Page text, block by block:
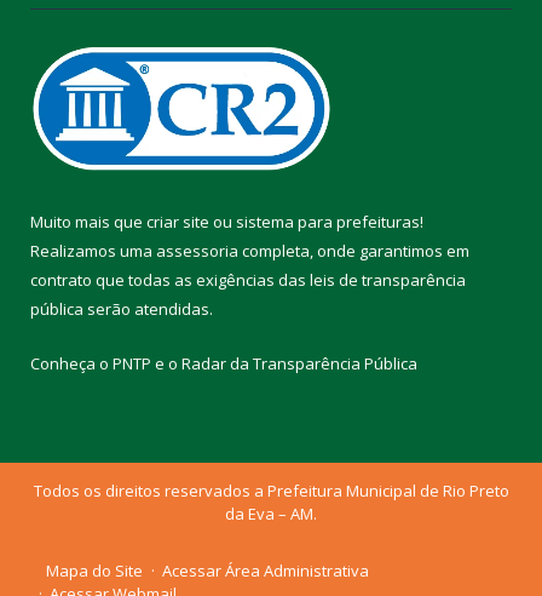
Muito mais que criar site ou sistema para prefeituras!
Realizamos uma assessoria completa, onde garantimos em
contrato que todas as exigências das leis de transparência
pública serão atendidas.
Conheça o PNTP e o Radar da Transparência Pública
Todos os direitos reservados a Prefeitura Municipal de Rio Preto
da Eva – AM.
Mapa do Site
Acessar Área Administrativa